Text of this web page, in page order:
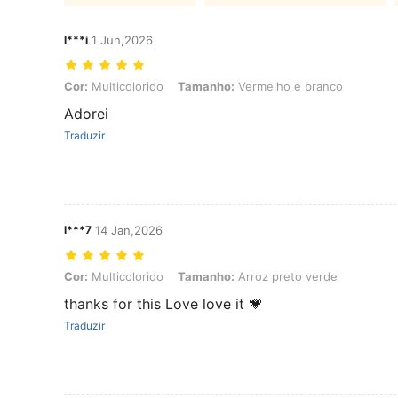
l***i 1 Jun,2026
Cor: Multicolorido, Tamanho: Vermelho e branco
Cor: Multicolorido Tamanho: Vermelho e branco
Adorei
Traduzir
l***7 14 Jan,2026
Cor: Multicolorido, Tamanho: Arroz preto verde
Cor: Multicolorido Tamanho: Arroz preto verde
thanks for this Love love it 💗
Traduzir